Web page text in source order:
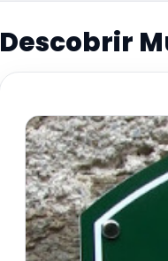
Descobrir